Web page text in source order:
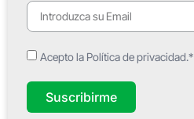
Acepto la Política de privacidad.*
Suscribirme